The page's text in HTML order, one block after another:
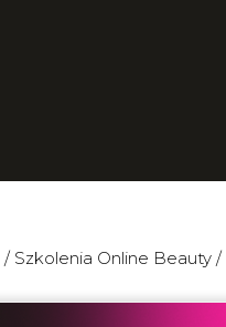
/ Szkolenia Online Beauty /